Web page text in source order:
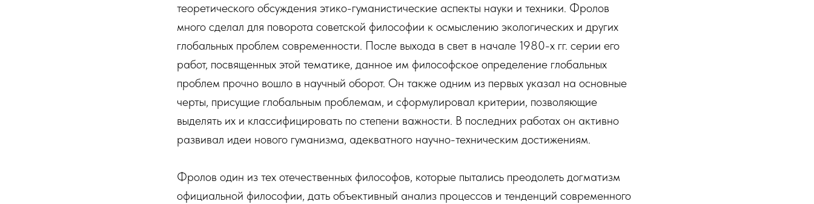
теоретического обсуждения этико-гуманистические аспекты науки и техники. Фролов
много сделал для поворота советской философии к осмыслению экологических и других
глобальных проблем современности. После выхода в свет в начале 1980-х гг. серии его
работ, посвященных этой тематике, данное им философское определение глобальных
проблем прочно вошло в научный оборот. Он также одним из первых указал на основные
черты, присущие глобальным проблемам, и сформулировал критерии, позволяющие
выделять их и классифицировать по степени важности. В последних работах он активно
развивал идеи нового гуманизма, адекватного научно-техническим достижениям.
Фролов один из тех отечественных философов, которые пытались преодолеть догматизм
официальной философии, дать объективный анализ процессов и тенденций современного